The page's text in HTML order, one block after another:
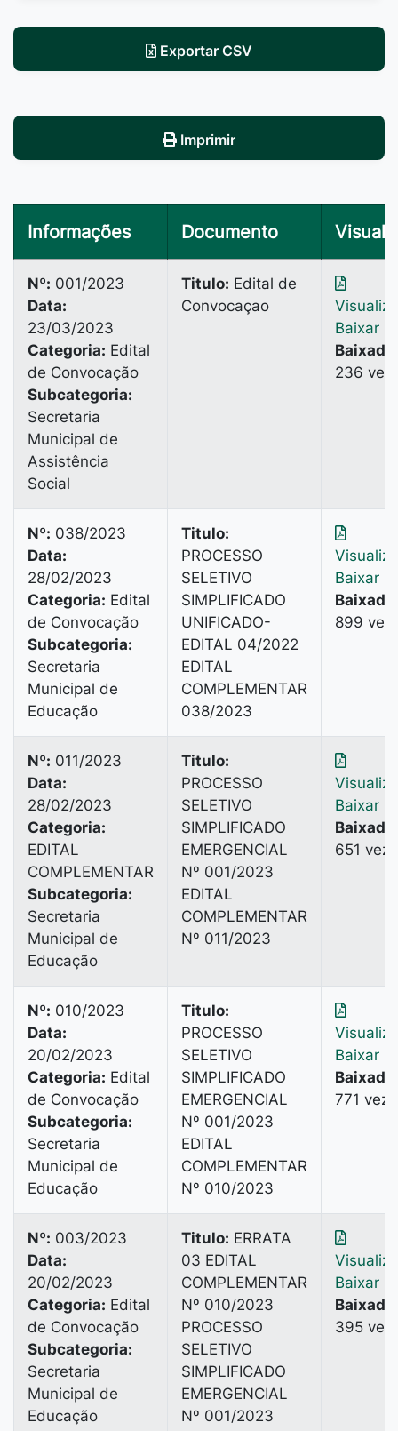
Exportar CSV
Imprimir
Informações Documento
Nº: 001/2023
Data:
23/03/2023
Categoria: Edital
de Convocação
Subcategoria:
Secretaria
Municipal de
Assistência
Social
Titulo: Edital de
Convocaçao
Baixar
Baixado:
236
Nº: 038/2023
Data:
28/02/2023
Categoria: Edital
de Convocação
Subcategoria:
Secretaria
Municipal de
Educação
Titulo:
PROCESSO
SELETIVO
SIMPLIFICADO
UNIFICADO-
EDITAL 04/2022
EDITAL
COMPLEMENTAR
038/2023
Baixar
Baixado:
899
Nº: 011/2023
Data:
28/02/2023
Categoria:
EDITAL
COMPLEMENTAR
Subcategoria:
Secretaria
Municipal de
Educação
Titulo:
PROCESSO
SELETIVO
SIMPLIFICADO
EMERGENCIAL
Nº 001/2023
EDITAL
COMPLEMENTAR
Nº 011/2023
Baixar
Baixado:
651
Nº: 010/2023
Data:
20/02/2023
Categoria: Edital
de Convocação
Subcategoria:
Secretaria
Municipal de
Educação
Titulo:
PROCESSO
SELETIVO
SIMPLIFICADO
EMERGENCIAL
Nº 001/2023
EDITAL
COMPLEMENTAR
Nº 010/2023
Baixar
Baixado:
771
Nº: 003/2023
Data:
20/02/2023
Categoria: Edital
de Convocação
Subcategoria:
Secretaria
Municipal de
Educação
Titulo: ERRATA
03 EDITAL
COMPLEMENTAR
Nº 010/2023
PROCESSO
SELETIVO
SIMPLIFICADO
EMERGENCIAL
Nº 001/2023
Baixar
Baixado:
395